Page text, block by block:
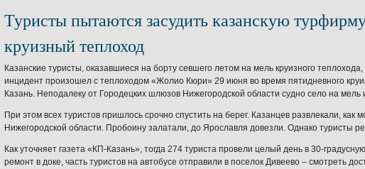
Туристы пытаются засудить казанскую
круизный теплоход
Казанские туристы, оказавшиеся на борту севшего летом на мель круизного
инцидент произошел с теплоходом «Жолио Кюри» 29 июня во время пятидневного
Казань. Неподалеку от Городецких шлюзов Нижегородской области судно село на
При этом всех туристов пришлось срочно спустить на берег. Казанцев развлекали, как
Нижегородской области. Пробоину залатали, до Ярославля довезли. Однако туристы
Как уточняет газета «КП-Казань», тогда 274 туриста провели целый день в 30-
ремонт в доке, часть туристов на автобусе отправили в поселок Дивеево – смотреть